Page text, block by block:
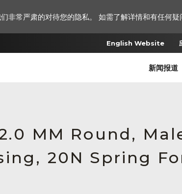
English Website
新闻报道
MM Round,
20N Spring
非常严肃的对待您的隐私。 如需了解详情和有任何疑